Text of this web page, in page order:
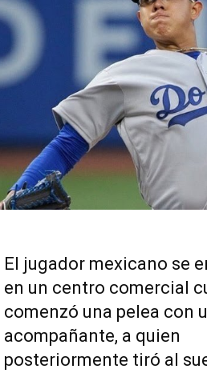
El jugador mexicano se
en un centro comercial
comenzó una pelea con
acompañante, a quien
posteriormente tiró al